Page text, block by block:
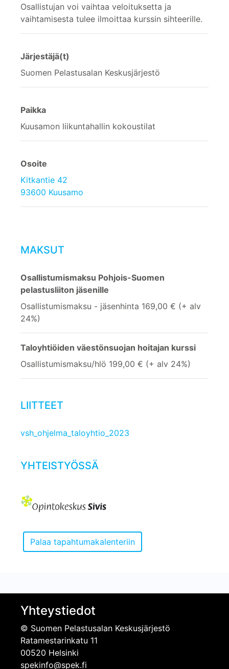
Osallistujan voi vaihtaa veloituksetta ja
vaihtamisesta tulee ilmoittaa kurssin sihteerille.
Järjestäjä(t)
Suomen Pelastusalan Keskusjärjestö
Paikka
Kuusamon liikuntahallin kokoustilat
Osoite
Kitkantie 42
93600 Kuusamo
MAKSUT
Osallistumismaksu Pohjois-Suomen
pelastusliiton jäsenille
Osallistumismaksu - jäsenhinta 169,00 € (+ alv
24%)
Taloyhtiöiden väestönsuojan hoitajan kurssi
Osallistumismaksu/hlö 199,00 € (+ alv 24%)
LIITTEET
vsh_ohjelma_taloyhtio_2023
YHTEISTYÖSSÄ
Yhteystiedot
© Suomen Pelastusalan Keskusjärjestö
Ratamestarinkatu 11
00520 Helsinki
spekinfo@spek.fi